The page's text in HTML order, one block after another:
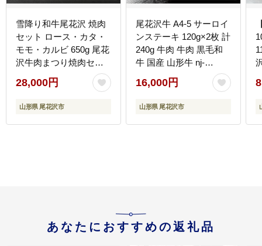
雪降り和牛尾花沢 焼肉
セット ロース・カタ・
モモ・カルビ 650g 尾花
沢牛肉まつり焼肉セッ
ト 山形牛 国産牛 黒毛和
牛 雪降り和牛 肉 お肉
ブランド牛 焼肉 焼き肉
バーベキュー 送料無料
28,000円
山形県 尾花沢市
尾花沢牛 A4-5 サーロイ
ンステーキ 120g×2枚 計
240g 牛肉 牛肉 黒毛和
牛 国産 山形牛 nj-
ogsxt120x2
16,000円
山形県 尾花沢市
あなたにおすすめの返礼品